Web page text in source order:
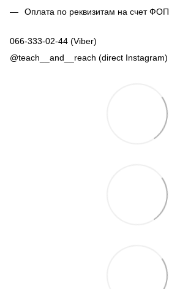
Оплата по реквизитам на счет ФОП
066-333-02-44 (Viber)
@teach__and__reach (direct Instagram)